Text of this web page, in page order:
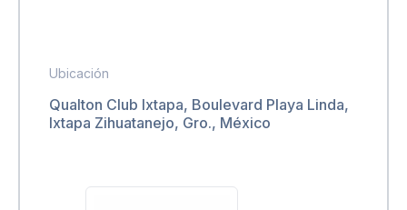
Ubicación
Qualton Club Ixtapa, Boulevard Playa Linda,
Ixtapa Zihuatanejo, Gro., México